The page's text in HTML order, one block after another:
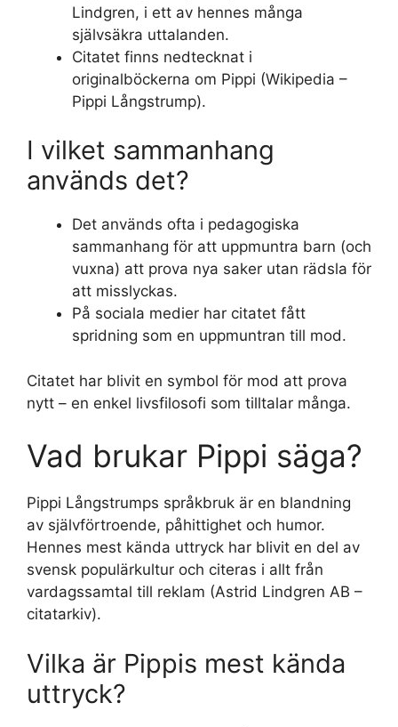
Lindgren, i ett av hennes många
självsäkra uttalanden.
Citatet finns nedtecknat i
originalböckerna om Pippi (Wikipedia –
Pippi Långstrump).
I vilket sammanhang
används det?
Det används ofta i pedagogiska
sammanhang för att uppmuntra barn (och
vuxna) att prova nya saker utan rädsla för
att misslyckas.
På sociala medier har citatet fått
spridning som en uppmuntran till mod.
Citatet har blivit en symbol för mod att prova
nytt – en enkel livsfilosofi som tilltalar många.
Vad brukar Pippi säga?
Pippi Långstrumps språkbruk är en blandning
av självförtroende, påhittighet och humor.
Hennes mest kända uttryck har blivit en del av
svensk populärkultur och citeras i allt från
vardagssamtal till reklam (Astrid Lindgren AB –
citatarkiv).
Vilka är Pippis mest kända
uttryck?